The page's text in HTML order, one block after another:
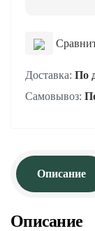
Доставка: По
Самовывоз:
Описание
Описание